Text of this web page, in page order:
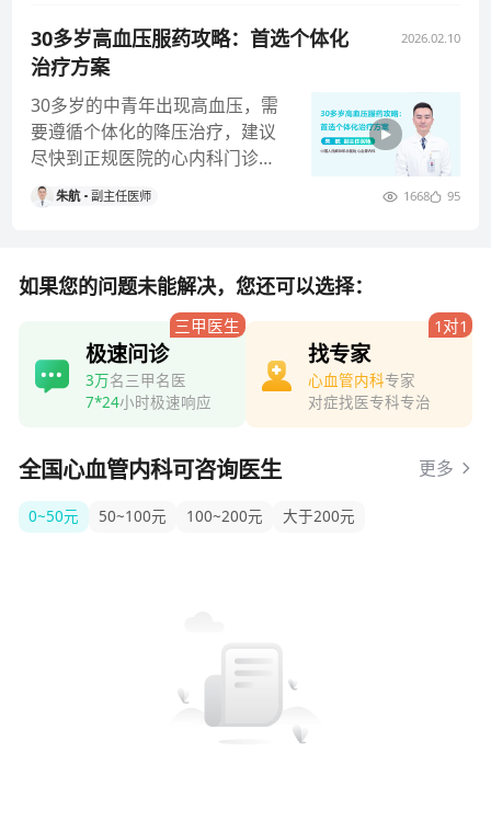
30多岁高血压服药攻略：首选个体化
治疗方案
2026.02.10
30多岁的中青年出现高血压，需
要遵循个体化的降压治疗，建议
尽快到正规医院的心内科门诊就
诊，由专业医生进行评估，并且
需要根
朱航 副主任医师 1668 95
如果您的问题未能解决，您还可以选择：
三甲医生
极速问诊
3万名三甲名医
7*24小时极速响应
1对1
找专家
心血管内科专家
对症找医专科专治
全国心血管内科可咨询医生 更多
0~50元 50~100元 100~200元 大于200元